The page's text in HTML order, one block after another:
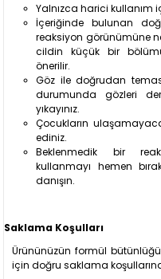
Yalnızca harici kullanım
İçeriğinde bulunan
reaksiyon görünümüne
cildin küçük bir
önerilir.
Göz ile doğrudan
durumunda gözleri
yıkayınız.
Çocukların
ediniz.
Beklenmedik bir
kullanmayı hemen
danışın.
Saklama Koşulları
Ürününüzün formül
için doğru saklama